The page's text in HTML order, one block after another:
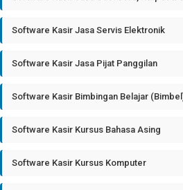
Software Kasir Jasa Servis Elektronik
Software Kasir Jasa Pijat Panggilan
Software Kasir Bimbingan Belajar
Software Kasir Kursus Bahasa Asing
Software Kasir Kursus Komputer